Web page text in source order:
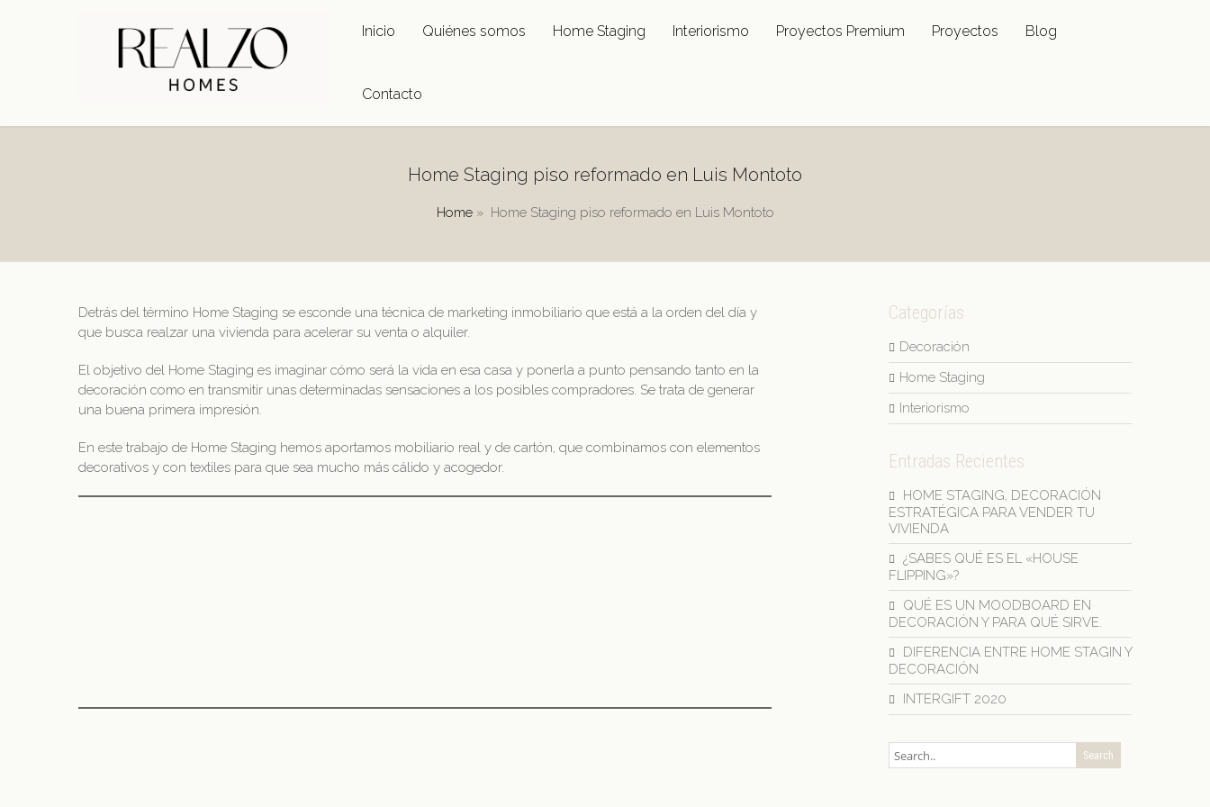
Inicio Quiénes somos Home Staging Interiorismo Proyectos Premium Proyectos Blog
Contacto
Home Staging piso reformado en Luis Montoto
Home» Home Staging piso reformado en Luis Montoto
Detrás del término Home Staging se esconde una técnica de marketing inmobiliario que está a la orden del día y
que busca realzar una vivienda para acelerar su venta o alquiler.
El objetivo del Home Staging es imaginar cómo será la vida en esa casa y ponerla a punto pensando tanto en la
decoración como en transmitir unas determinadas sensaciones a los posibles compradores. Se trata de generar
una buena primera impresión.
En este trabajo de Home Staging hemos aportamos mobiliario real y de cartón, que combinamos con elementos
decorativos y con textiles para que sea mucho más cálido y acogedor.
Categorías
Decoración
Home Staging
Interiorismo
Entradas Recientes
HOME STAGING, DECORACIÓN
ESTRATÉGICA PARA VENDER TU
VIVIENDA
¿SABES QUÉ ES EL «HOUSE
FLIPPING»?
QUÉ ES UN MOODBOARD EN
DECORACIÓN Y PARA QUÉ SIRVE.
DIFERENCIA ENTRE HOME STAGIN Y
DECORACIÓN
INTERGIFT 2020